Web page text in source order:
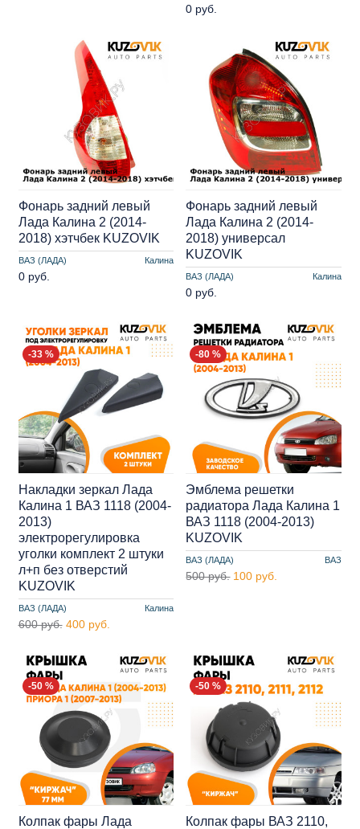
0 руб.
ВАЗ (ЛАДА) Калина
Фонарь задний левый
Лада Калина 2 (2014-
2018) хэтчбек KUZOVIK
0 руб. ВАЗ (ЛАДА) Калина
Фонарь задний левый
Лада Калина 2 (2014-
2018) универсал
KUZOVIK
0 руб.
-33 %
ВАЗ (ЛАДА) Калина
Накладки зеркал Лада
Калина 1 ВАЗ 1118 (2004-
2013)
электрорегулировка
уголки комплект 2 штуки
л+п без отверстий
KUZOVIK
600 руб. 400 руб.
-80 %
ВАЗ (ЛАДА) ВАЗ
Эмблема решетки
радиатора Лада Калина 1
ВАЗ 1118 (2004-2013)
KUZOVIK
500 руб. 100 руб.
-50 %
Колпак фары Лада
-50 %
Колпак фары ВАЗ 2110,